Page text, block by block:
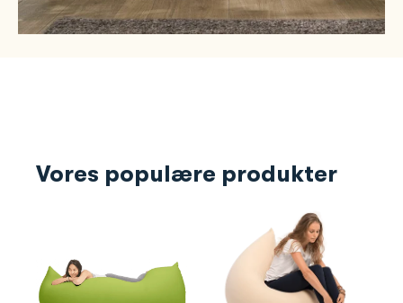
Vores populære produkter